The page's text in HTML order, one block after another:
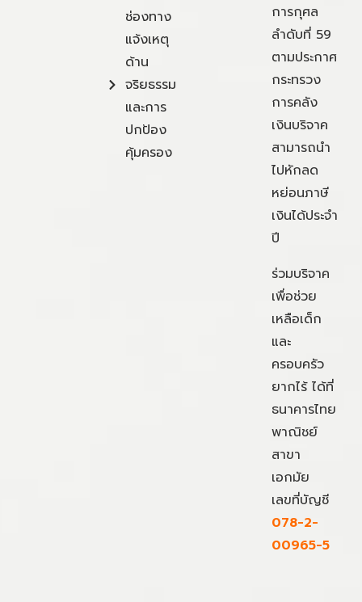
ช่องทาง
แจ้งเหตุ
ด้าน
จริยธรรม
และการ
ปกป้อง
คุ้มครอง
การกุศล
ลำดับที่ 59
ตามประกาศ
กระทรวง
การคลัง
เงินบริจาค
สามารถนำ
ไปหักลด
หย่อนภาษี
เงินได้ประจำ
ปี
ร่วมบริจาค
เพื่อช่วย
เหลือเด็ก
และ
ครอบครัว
ยากไร้ ได้ที่
ธนาคารไทย
พาณิชย์
สาขา
เอกมัย
เลขที่บัญชี
078-2-
00965-5